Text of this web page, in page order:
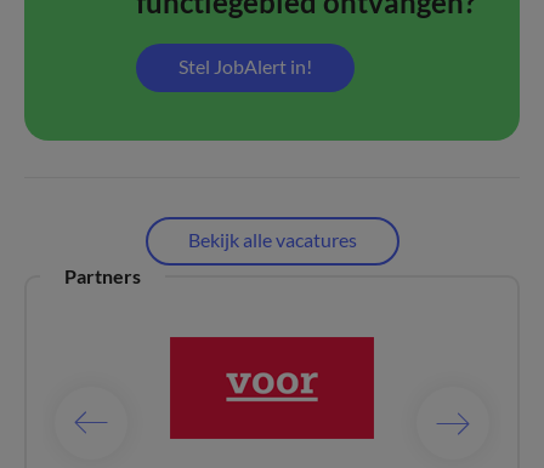
Stel JobAlert in!
Bekijk alle vacatures
Partners